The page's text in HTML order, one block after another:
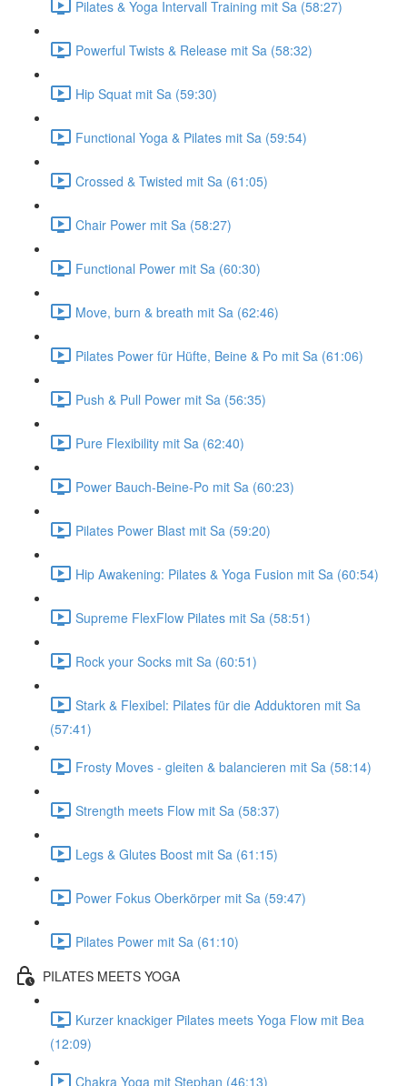
Pilates & Yoga Intervall Training mit Sa (58:27)
Powerful Twists & Release mit Sa (58:32)
Hip Squat mit Sa (59:30)
Functional Yoga & Pilates mit Sa (59:54)
Crossed & Twisted mit Sa (61:05)
Chair Power mit Sa (58:27)
Functional Power mit Sa (60:30)
Move, burn & breath mit Sa (62:46)
Pilates Power für Hüfte, Beine & Po mit Sa (61:06)
Push & Pull Power mit Sa (56:35)
Pure Flexibility mit Sa (62:40)
Power Bauch-Beine-Po mit Sa (60:23)
Pilates Power Blast mit Sa (59:20)
Hip Awakening: Pilates & Yoga Fusion mit Sa (60:54)
Supreme FlexFlow Pilates mit Sa (58:51)
Rock your Socks mit Sa (60:51)
Stark & Flexibel: Pilates für die Adduktoren mit Sa
(57:41)
Frosty Moves - gleiten & balancieren mit Sa (58:14)
Strength meets Flow mit Sa (58:37)
Legs & Glutes Boost mit Sa (61:15)
Power Fokus Oberkörper mit Sa (59:47)
Pilates Power mit Sa (61:10)
PILATES MEETS YOGA
Kurzer knackiger Pilates meets Yoga Flow mit Bea
(12:09)
Chakra Yoga mit Stephan (46:13)